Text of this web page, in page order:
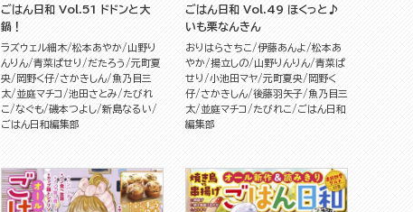
ごはん日和 Vol.51 ドドンと大
鍋！
ラズウェル細木 松本あやか
山野り
んりん 青菜ぱせり だたろう
元町夏
央
岡野く仔 さかきしん 魚乃目三
太
並庭マチコ 池田さとみ
たびれ
こ
なぐも 磯本つよし 新島なるい
ごはん日和編集部
ごはん日和 Vol.49 ほくっと♪
いも栗なんきん
おりはらさちこ 伊藤あんよ
松本あ
やか
揚立しの 山野りんりん 青菜ぱ
せり
小池田マヤ 元町夏央
岡野く
仔 さかきしん 後藤羽矢子 魚乃目三
太
並庭マチコ たびれこ
ごはん日和
編集部